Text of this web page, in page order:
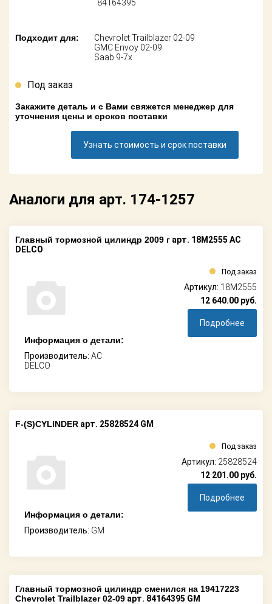
сотрудничество
84164395
Подходит для:
Chevrolet Trailblazer 02-09
GMC Envoy 02-09
Saab 9-7x
Под заказ
Закажите деталь и с Вами свяжется менеджер для
уточнения цены и сроков поставки
Узнать стоимость и срок поставки
Аналоги для арт. 174-1257
Главный тормозной цилиндр 2009 г арт. 18M2555 AC
DELCO
Информация о детали:
Производитель: AC
DELCO
Под заказ
Артикул: 18M2555
12 640.00 руб.
Подробнее
F-(S)CYLINDER арт. 25828524 GM
Информация о детали:
Производитель: GM
Под заказ
Артикул: 25828524
12 201.00 руб.
Подробнее
Главный тормозной цилиндр сменился на 19417223
Chevrolet Trailblazer 02-09 арт. 84164395 GM